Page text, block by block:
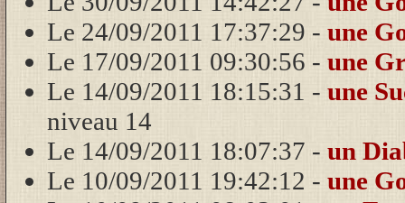
Le 24/09/2011 17:37:29 - une
Le 17/09/2011 09:30:56 - une
Le 14/09/2011 18:15:31 - une
niveau 14
Le 14/09/2011 18:07:37 - un
Le 10/09/2011 19:42:12 - une